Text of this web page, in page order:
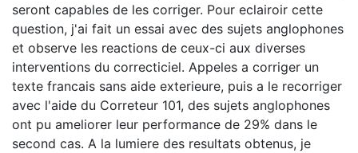
seront capables de les corriger. Pour eclairoir cette
question, j'ai fait un essai avec des sujets anglophones
et observe les reactions de ceux-ci aux diverses
interventions du correcticiel. Appeles a corriger un
texte francais sans aide exterieure, puis a le recorriger
avec l'aide du Correteur 101, des sujets anglophones
ont pu ameliorer leur performance de 29% dans le
second cas. A la lumiere des resultats obtenus, je